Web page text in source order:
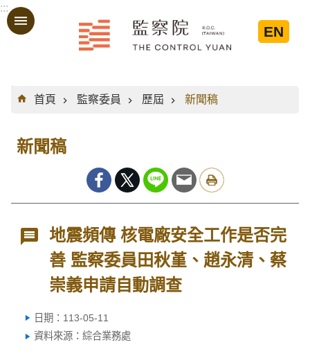
跳到主要內容區塊
:::
EN
:::
首頁
監察委員 歷屆 新聞稿
新聞稿
地震頻傳 核電廠安全工作是否完
善 監察委員田秋堇、趙永清、蔡
崇義申請自動調查
日期：113-05-11
資料來源：綜合業務處